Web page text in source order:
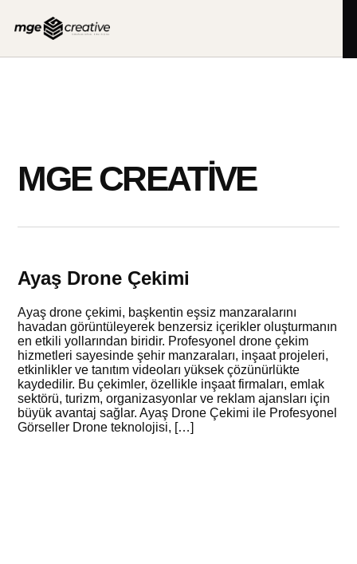
MGE CREATIVE
Ayaş Drone Çekimi
Ayaş drone çekimi, başkentin eşsiz manzaralarını
havadan görüntüleyerek benzersiz içerikler oluşturmanın
en etkili yollarından biridir. Profesyonel drone çekim
hizmetleri sayesinde şehir manzaraları, inşaat projeleri,
etkinlikler ve tanıtım videoları yüksek çözünürlükte
kaydedilir. Bu çekimler, özellikle inşaat firmaları, emlak
sektörü, turizm, organizasyonlar ve reklam ajansları için
büyük avantaj sağlar. Ayaş Drone Çekimi ile Profesyonel
Görseller Drone teknolojisi, […]